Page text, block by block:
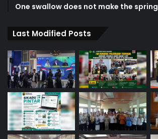
One swallow does not make the spring
Last Modified Posts